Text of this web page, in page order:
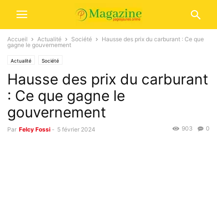
Accueil Actualité Société
Hausse des prix du carburant : Ce que
gagne le gouvernement
Actualité Société
Hausse des prix du carburant
: Ce que gagne le
gouvernement
Par Felcy Fossi - 5 février 2024 0
903